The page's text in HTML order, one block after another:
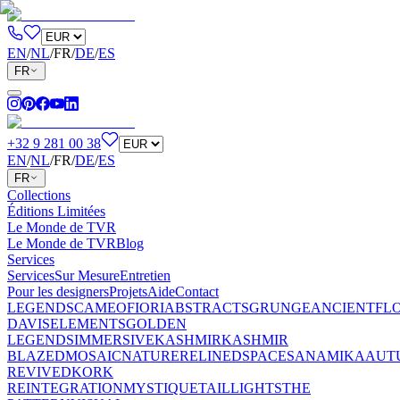
EN/NL/FR/DE/ES
FR
+32 9 281 00 38
EN/NL/FR/DE/ES
FR
Collections
Éditions Limitées
Le Monde de TVR
Le Monde de TVRBlog
Services
ServicesSur MesureEntretien
Pour les designersProjetsAideContact
LEGENDSCAMEOFIORIABSTRACTSGRUNGEANCIENT
DAVISELEMENTSGOLDEN
LEGENDSIMMERSIVEKASHMIRKASHMIR
BLAZEDMOSAICNATURERELINEDSPACESANAMIKA
REVIVEDKORK
REINTEGRATIONMYSTIQUETAILLIGHTSTHE